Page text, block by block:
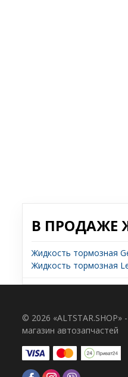
В ПРОДАЖЕ
Жидкость тормозная
Жидкость тормозная
© 2026 «ALTSTAR.SHOP»
магазин автозапчастей